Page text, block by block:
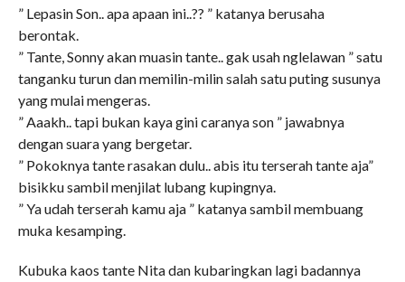
” Lepasin Son.. apa apaan ini..?? ” katanya berusaha
berontak.
” Tante, Sonny akan muasin tante.. gak usah nglelawan ” satu
tanganku turun dan memilin-milin salah satu puting susunya
yang mulai mengeras.
” Aaakh.. tapi bukan kaya gini caranya son ” jawabnya
dengan suara yang bergetar.
” Pokoknya tante rasakan dulu.. abis itu terserah tante aja”
bisikku sambil menjilat lubang kupingnya.
” Ya udah terserah kamu aja ” katanya sambil membuang
muka kesamping.
Kubuka kaos tante Nita dan kubaringkan lagi badannya